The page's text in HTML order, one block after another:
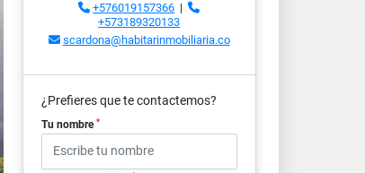
+576019157366 |
+573189320133
scardona@habitarinmobiliaria.co
¿Prefieres que te contactemos?
Tu nombre *